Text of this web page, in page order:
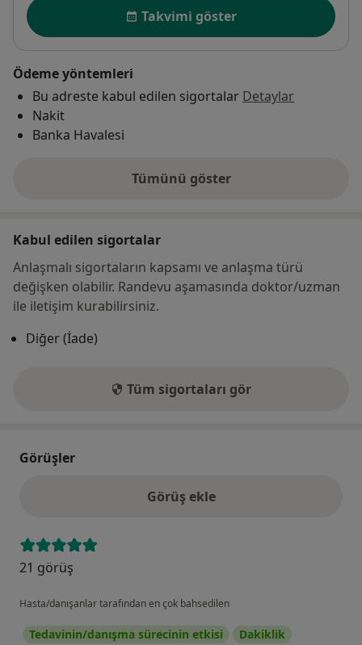
Takvimi göster
Ödeme yöntemleri
Bu adreste kabul edilen sigortalar Detaylar
Nakit
Banka Havalesi
Tümünü göster
adres hakkında
Kabul edilen sigortalar
Anlaşmalı sigortaların kapsamı ve anlaşma türü
değişken olabilir. Randevu aşamasında doktor/uzman
ile iletişim kurabilirsiniz.
Diğer (İade)
Tüm sigortaları gör
Görüşler
Görüş ekle
21 görüş
Hasta/danışanlar tarafından en çok bahsedilen
Tedavinin/danışma sürecinin etkisi
Dakiklik